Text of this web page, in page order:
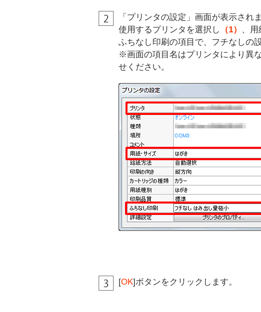
「プリンタの設定」画面が表示されま
使用するプリンタを選択し
（1） 、
ふちなし印刷の項目で、フチなしの
※画面の項目名はプリンタにより異
せください。
[OK]ボタンをクリックします。